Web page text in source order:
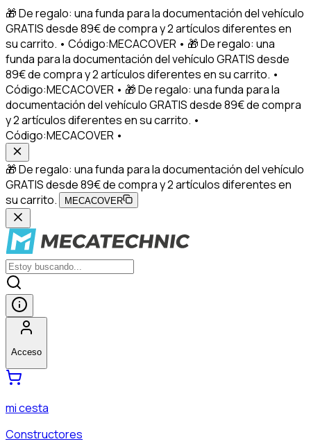
🎁 De regalo: una funda para la documentación del vehículo
GRATIS desde 89€ de compra y 2 artículos diferentes en
su carrito. • Código:MECACOVER • 🎁 De regalo: una
funda para la documentación del vehículo GRATIS desde
89€ de compra y 2 artículos diferentes en su carrito. •
Código:MECACOVER • 🎁 De regalo: una funda para la
documentación del vehículo GRATIS desde 89€ de compra
y 2 artículos diferentes en su carrito. •
Código:MECACOVER •
🎁 De regalo: una funda para la documentación del vehículo
GRATIS desde 89€ de compra y 2 artículos diferentes en
su carrito.
MECACOVER
Acceso
mi cesta
Constructores